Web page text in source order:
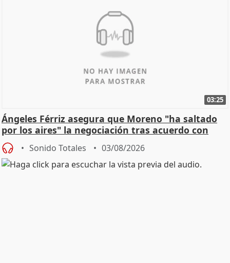
03:25
Ángeles Férriz asegura que Moreno "ha saltado
por los aires" la negociación tras acuerdo con
SMA
Sonido Totales 03/08/2026